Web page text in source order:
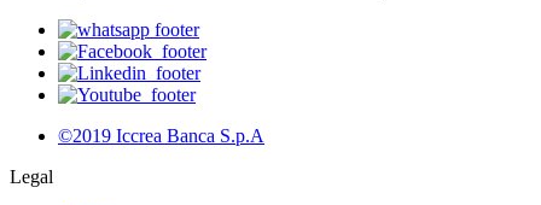
©2019 Iccrea Banca S.p.A
Legal